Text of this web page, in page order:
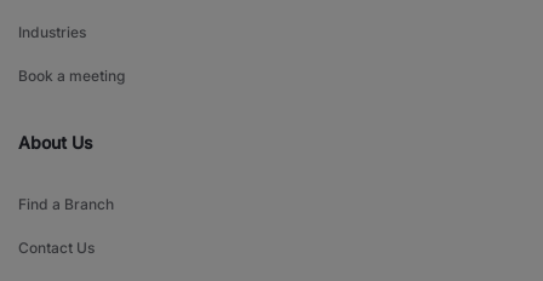
Industries
Book a meeting
About Us
Find a Branch
Contact Us